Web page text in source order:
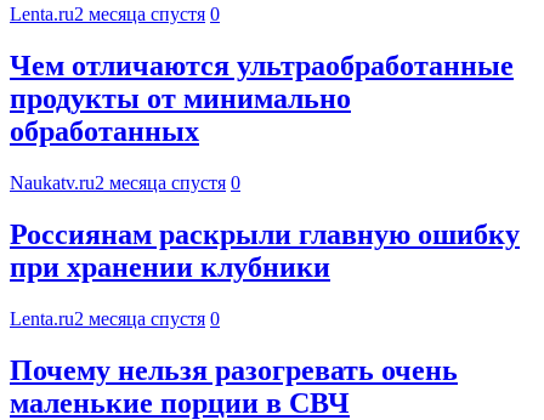
Lenta.ru2 месяца спустя 0
Чем отличаются ультраобработанные
продукты от минимально
обработанных
Naukatv.ru2 месяца спустя 0
Россиянам раскрыли главную ошибку
при хранении клубники
Lenta.ru2 месяца спустя 0
Почему нельзя разогревать очень
маленькие порции в СВЧ